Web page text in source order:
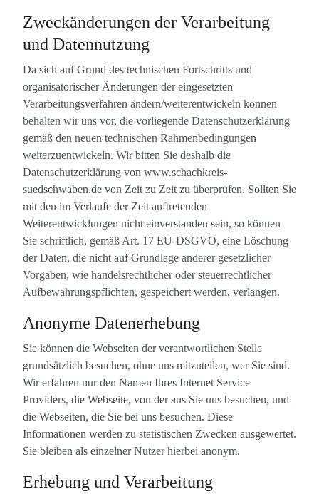
Zweckänderungen der Verarbeitung
und Datennutzung
Da sich auf Grund des technischen Fortschritts und
organisatorischer Änderungen der eingesetzten
Verarbeitungsverfahren ändern/weiterentwickeln können
behalten wir uns vor, die vorliegende Datenschutzerklärung
gemäß den neuen technischen Rahmenbedingungen
weiterzuentwickeln. Wir bitten Sie deshalb die
Datenschutzerklärung von www.schachkreis-
suedschwaben.de von Zeit zu Zeit zu überprüfen. Sollten Sie
mit den im Verlaufe der Zeit auftretenden
Weiterentwicklungen nicht einverstanden sein, so können
Sie schriftlich, gemäß Art. 17 EU-DSGVO, eine Löschung
der Daten, die nicht auf Grundlage anderer gesetzlicher
Vorgaben, wie handelsrechtlicher oder steuerrechtlicher
Aufbewahrungspflichten, gespeichert werden, verlangen.
Anonyme Datenerhebung
Sie können die Webseiten der verantwortlichen Stelle
grundsätzlich besuchen, ohne uns mitzuteilen, wer Sie sind.
Wir erfahren nur den Namen Ihres Internet Service
Providers, die Webseite, von der aus Sie uns besuchen, und
die Webseiten, die Sie bei uns besuchen. Diese
Informationen werden zu statistischen Zwecken ausgewertet.
Sie bleiben als einzelner Nutzer hierbei anonym.
Erhebung und Verarbeitung